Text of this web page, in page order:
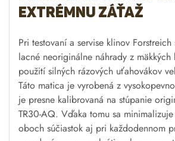
extrémnu záťaž
Pri testovaní a servise klinov
lacné neoriginálne náhrady z mäkkých
použití silných rázových uťahovákov
Táto matica je vyrobená z
je presne kalibrovaná na stúpanie
TR30-AQ. Vďaka tomu sa
oboch súčiastok aj pri každodennom